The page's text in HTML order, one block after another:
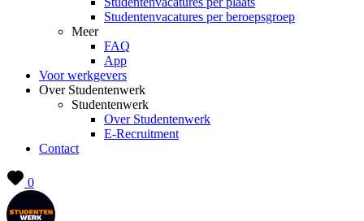
Studentenvacatures per beroepsgroep
Meer
FAQ
App
Voor werkgevers
Over Studentenwerk
Studentenwerk
Over Studentenwerk
E-Recruitment
Contact
0